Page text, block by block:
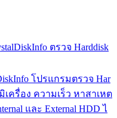
ตรวจ Harddisk
โปรแกรมตรวจ Har
ครื่อง ความเร็ว หาสาเหต
และ External HDD ไ